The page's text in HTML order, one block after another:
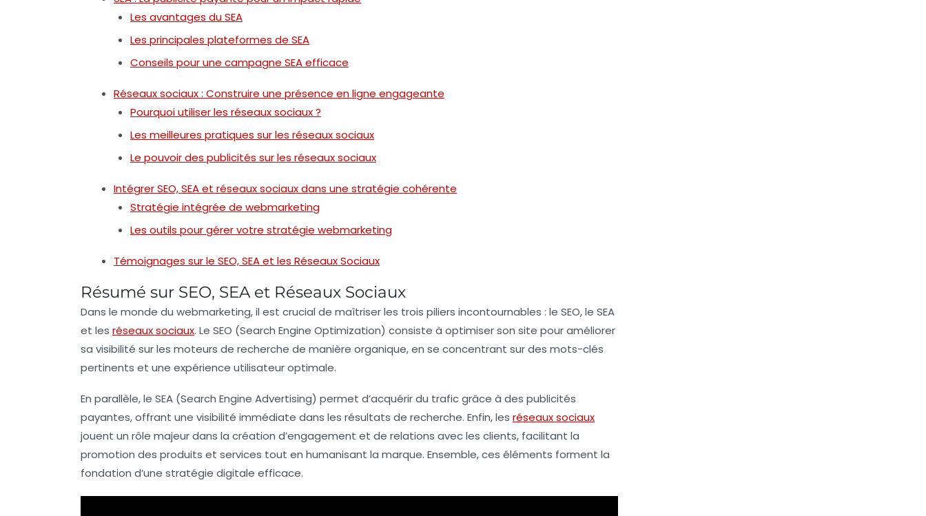
Les avantages du SEA
Les principales plateformes de SEA
Conseils pour une campagne SEA efficace
Réseaux sociaux : Construire une présence en ligne engageante
Pourquoi utiliser les réseaux sociaux ?
Les meilleures pratiques sur les réseaux sociaux
Le pouvoir des publicités sur les réseaux sociaux
Intégrer SEO, SEA et réseaux sociaux dans une stratégie cohérente
Stratégie intégrée de webmarketing
Les outils pour gérer votre stratégie webmarketing
Témoignages sur le SEO, SEA et les Réseaux Sociaux
Résumé sur SEO, SEA et Réseaux Sociaux
Dans le monde du webmarketing, il est crucial de maîtriser les trois piliers incontournables : le SEO, le SEA
et les réseaux sociaux. Le SEO (Search Engine Optimization) consiste à optimiser son site pour améliorer
sa visibilité sur les moteurs de recherche de manière organique, en se concentrant sur des mots-clés
pertinents et une expérience utilisateur optimale.
En parallèle, le SEA (Search Engine Advertising) permet d’acquérir du trafic grâce à des publicités
payantes, offrant une visibilité immédiate dans les résultats de recherche. Enfin, les réseaux sociaux
jouent un rôle majeur dans la création d’engagement et de relations avec les clients, facilitant la
promotion des produits et services tout en humanisant la marque. Ensemble, ces éléments forment la
fondation d’une stratégie digitale efficace.